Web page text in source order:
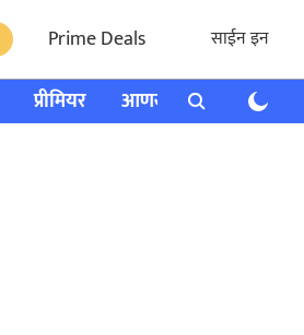
Prime Deals साईन इन
प्रीमियर आणखी राशी भविष्य